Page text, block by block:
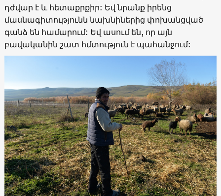
դժվար է և հետաքրքիր: Եվ նրանք իրենց
մասնագիտությունն նախնիներից փոխանցված
գանձ են համարում: Եվ ասում են, որ այն
բավականին շատ հմտություն է պահանջում: